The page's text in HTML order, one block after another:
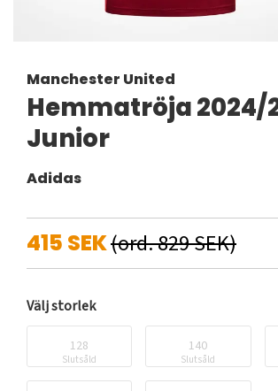
Manchester United
Hemmatröja 2024/
Junior
Adidas
415 SEK(ord. 829 SEK)
Välj storlek
128
Slutsåld
140
Slutsåld